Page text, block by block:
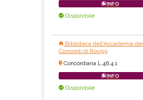
INFO
Disponibile
Biblioteca dell'Accademia dei
Concordi di Rovigo
Concordiana L.46.4.1
INFO
Disponibile